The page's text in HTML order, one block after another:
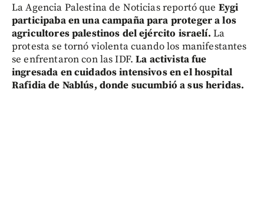
La Agencia Palestina de Noticias reportó que Eygi
participaba en una campaña para proteger a los
agricultores palestinos del ejército israelí. La
protesta se tornó violenta cuando los manifestantes
se enfrentaron con las IDF. La activista fue
ingresada en cuidados intensivos en el hospital
Rafidia de Nablús, donde sucumbió a sus heridas.